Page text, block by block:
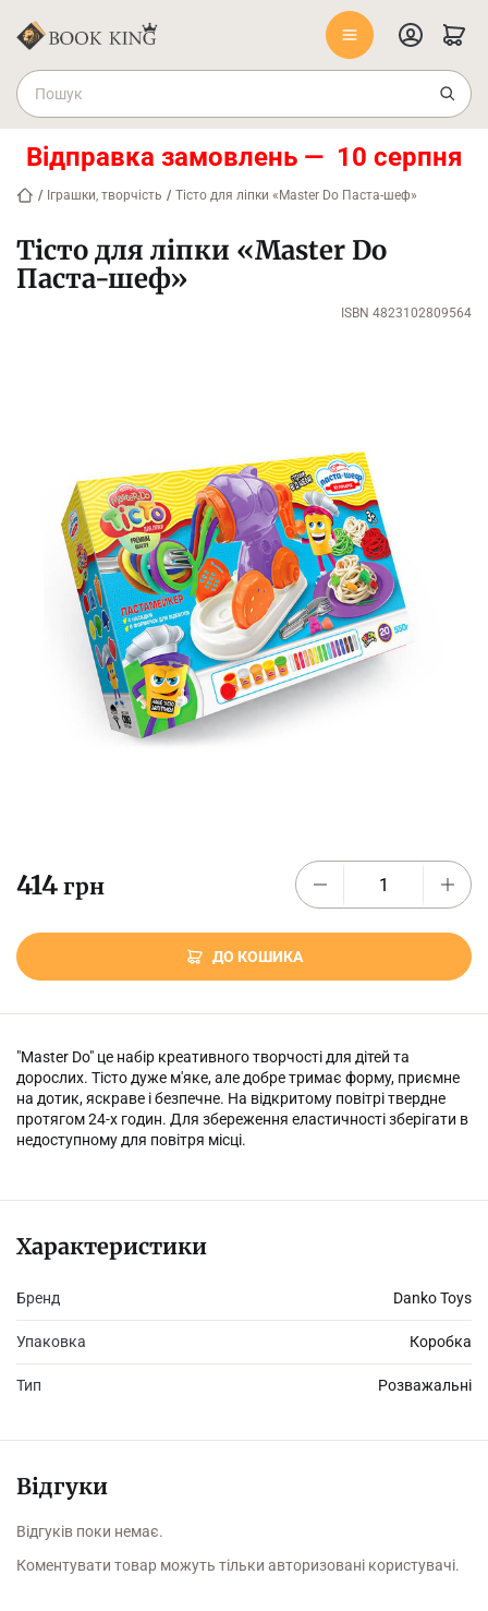
Відправка замовлень — 10 серпня
/ Іграшки, творчість / Тісто для ліпки «Master Do Паста-шеф»
Тісто для ліпки «Master Do
Паста-шеф»
ISBN 4823102809564
414 грн
ДО КОШИКА
"Master Do" це набір креативного творчості для дітей та
дорослих. Тісто дуже м'яке, але добре тримає форму, приємне
на дотик, яскраве і безпечне. На відкритому повітрі твердне
протягом 24-х годин. Для збереження еластичності зберігати в
недоступному для повітря місці.
Характеристики
Бренд Danko Toys
Упаковка Коробка
Тип Розважальні
Відгуки
Відгуків поки немає.
Коментувати товар можуть тільки авторизовані користувачі.